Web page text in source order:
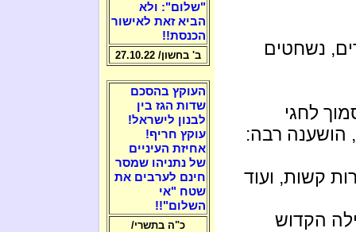
נשחטים
לחגי
הושענה רבה:
קשות, ועוד
הקדוש
"שלום": ולא
הביא זאת לאישור
הכנסת!!
ב' בחשון/ 27.10.22
העוקץ בהסכם
שדות הגז בין
לבנון לישראל!
עוקץ חריף!
אחיזת העיניים
של נתניהו שמסר
חינם לערבים את
שטח "אי
השלום"!!
כ"ה בתשרי/